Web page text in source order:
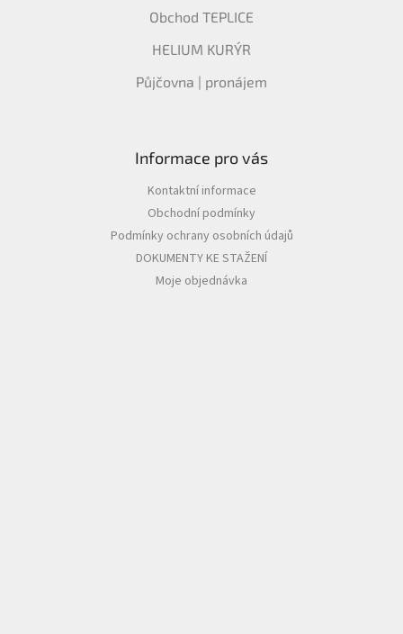
Obchod TEPLICE
HELIUM KURÝR
Půjčovna | pronájem
Informace pro vás
Kontaktní informace
Obchodní podmínky
Podmínky ochrany osobních údajů
DOKUMENTY KE STAŽENÍ
Moje objednávka